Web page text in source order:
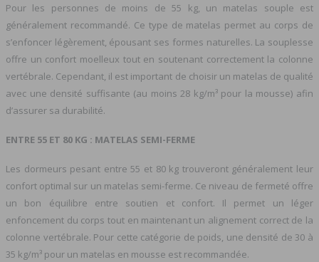
Pour les personnes de moins de 55 kg, un matelas souple est
généralement recommandé. Ce type de matelas permet au corps de
s’enfoncer légèrement, épousant ses formes naturelles. La souplesse
offre un confort moelleux tout en soutenant correctement la colonne
vertébrale. Cependant, il est important de choisir un matelas de qualité
avec une densité suffisante (au moins 28 kg/m³ pour la mousse) afin
d’assurer sa durabilité.
ENTRE 55 ET 80 KG : MATELAS SEMI-FERME
Les dormeurs pesant entre 55 et 80 kg trouveront généralement leur
confort optimal sur un matelas semi-ferme. Ce niveau de fermeté offre
un bon équilibre entre soutien et confort. Il permet un léger
enfoncement du corps tout en maintenant un alignement correct de la
colonne vertébrale. Pour cette catégorie de poids, une densité de 30 à
35 kg/m³ pour un matelas en mousse est recommandée.